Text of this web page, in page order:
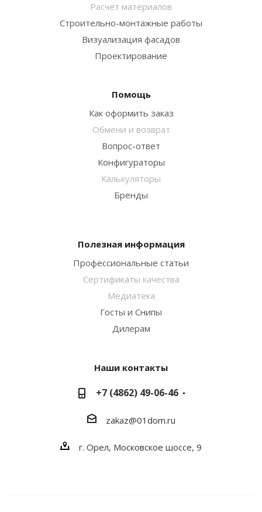
Расчет материалов
Строительно-монтажные работы
Визуализация фасадов
Проектирование
Помощь
Как оформить заказ
Обмени и возврат
Вопрос-ответ
Конфигураторы
Калькуляторы
Бренды
Полезная информация
Профессиональные статьи
Сертификаты качества
Медиатека
Госты и Снипы
Дилерам
Наши контакты
+7 (4862) 49-06-46
zakaz@01dom.ru
г. Орел, Московское шоссе, 9